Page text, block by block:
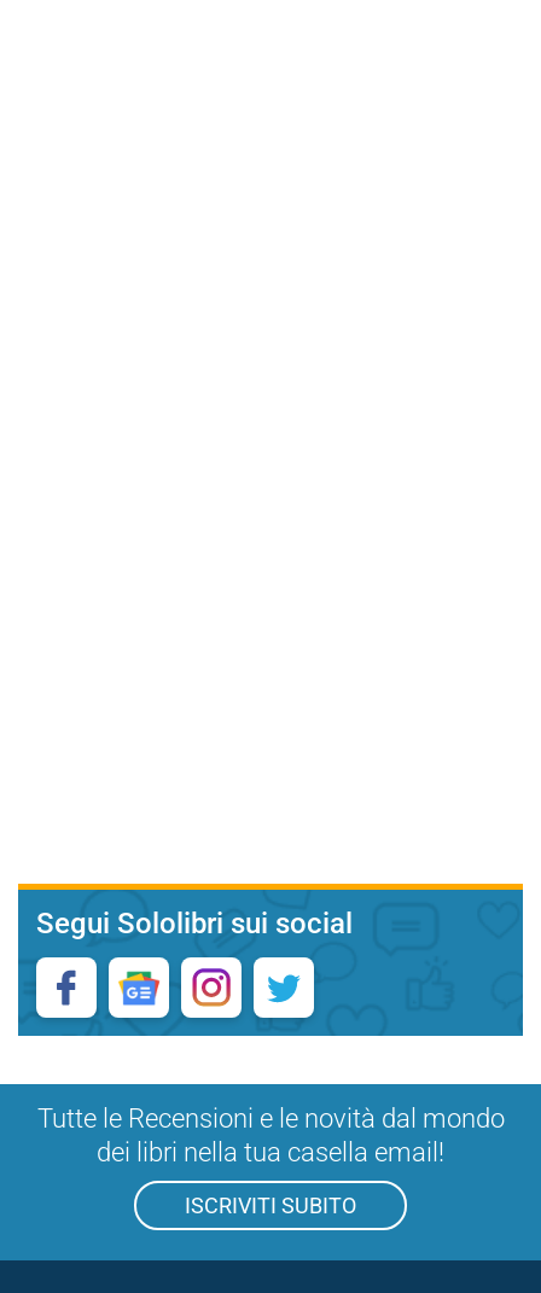
Segui Sololibri sui social
Tutte le Recensioni e le novità dal mondo
dei libri nella tua casella email!
ISCRIVITI SUBITO